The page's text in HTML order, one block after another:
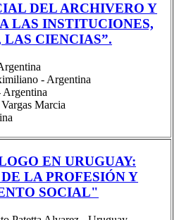
DEL ARCHIVERO Y
LAS INSTITUCIONES,
CIENCIAS”.
- Argentina
Argentina
Marcia
EN URUGUAY:
LA PROFESIÓN Y
SOCIAL"